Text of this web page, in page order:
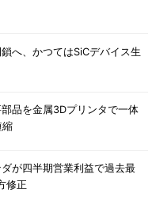
へ、かつてはSiCデバイス生
品を金属3Dプリンタで一体
縮
が四半期営業利益で過去最
修正